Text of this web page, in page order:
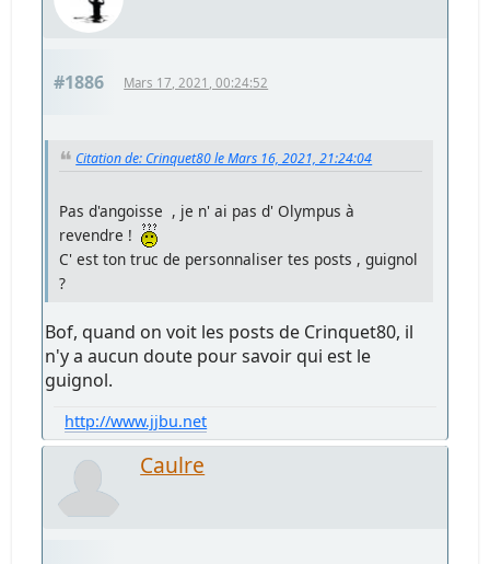
#1886 Mars 17, 2021, 00:24:52
Citation de: Crinquet80 le Mars 16, 2021, 21:24:04
Pas d'angoisse , je n' ai pas d' Olympus à
revendre !
C' est ton truc de personnaliser tes posts , guignol
?
Bof, quand on voit les posts de Crinquet80, il
n'y a aucun doute pour savoir qui est le
guignol.
http://www.jjbu.net
Caulre